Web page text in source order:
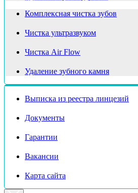
Комплексная чистка зубов
Чистка ультразвуком
Чистка Air Flow
Удаление зубного камня
Выписка из реестра линцезий
Документы
Гарантии
Вакансии
Карта сайта